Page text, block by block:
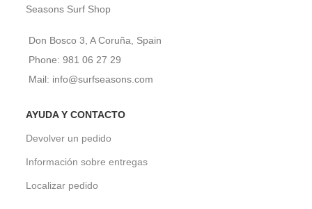
Seasons Surf Shop
Don Bosco 3, A Coruña, Spain
Phone: 981 06 27 29
Mail: info@surfseasons.com
AYUDA Y CONTACTO
Devolver un pedido
Información sobre entregas
Localizar pedido